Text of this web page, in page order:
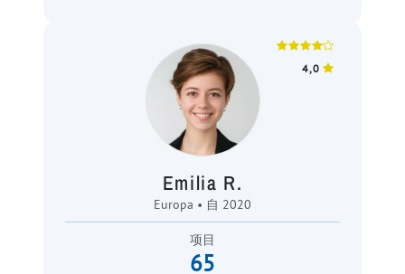
4,0
Emilia R.
Europa • 自 2020
项目
65